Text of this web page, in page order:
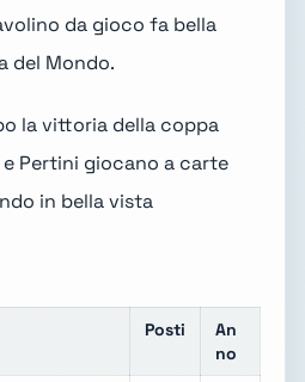
da gioco fa bella
del Mondo.
e Pertini giocano a carte
in bella vista
Posti
An
no